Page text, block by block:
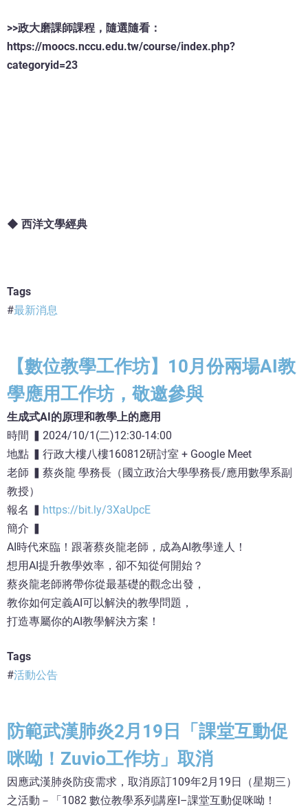
>>政大磨課師課程，隨選隨看：
https://moocs.nccu.edu.tw/course/index.php?
categoryid=23
◆ 西洋文學經典
Tags
最新消息
【數位教學工作坊】10月份兩場AI教
學應用工作坊，敬邀參與
生成式AI的原理和教學上的應用
時間 ▍2024/10/1(二)12:30-14:00
地點 ▍行政大樓八樓160812研討室 + Google Meet
老師 ▍蔡炎龍 學務長（國立政治大學學務長/應用數學系副
教授）
報名 ▍ https://bit.ly/3XaUpcE
簡介 ▍
AI時代來臨！跟著蔡炎龍老師，成為AI教學達人！
想用AI提升教學效率，卻不知從何開始？
蔡炎龍老師將帶你從最基礎的觀念出發，
教你如何定義AI可以解決的教學問題，
打造專屬你的AI教學解決方案！
Tags
活動公告
防範武漢肺炎2月19日「課堂互動促
咪呦！Zuvio工作坊」取消
因應武漢肺炎防疫需求，取消原訂109年2月19日（星期三）
之活動－「1082 數位教學系列講座I–課堂互動促咪呦！